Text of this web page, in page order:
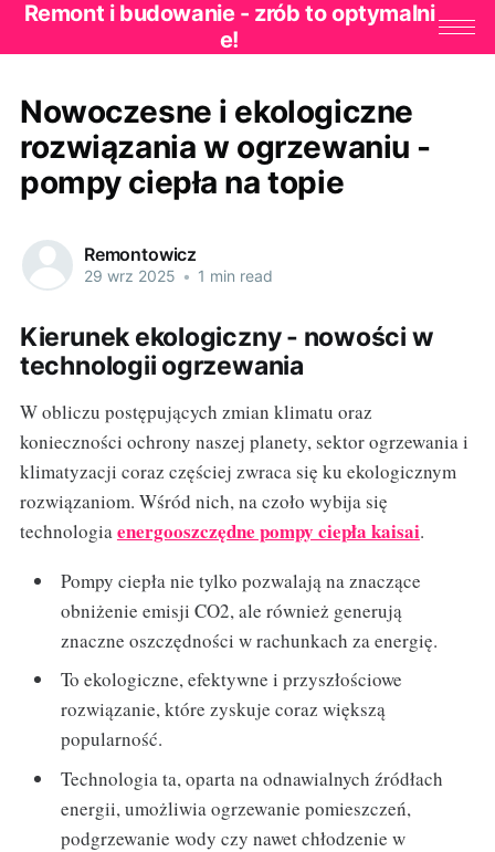
Remont i budowanie - zrób to optymalni
e!
Nowoczesne i ekologiczne
rozwiązania w ogrzewaniu -
pompy ciepła na topie
Remontowicz
29 wrz 2025 • 1 min read
Kierunek ekologiczny - nowości w
technologii ogrzewania
W obliczu postępujących zmian klimatu oraz
konieczności ochrony naszej planety, sektor ogrzewania i
klimatyzacji coraz częściej zwraca się ku ekologicznym
rozwiązaniom. Wśród nich, na czoło wybija się
technologiaenergooszczędne pompy ciepła kaisai.
Pompy ciepła nie tylko pozwalają na znaczące
obniżenie emisji CO2, ale również generują
znaczne oszczędności w rachunkach za energię.
To ekologiczne, efektywne i przyszłościowe
rozwiązanie, które zyskuje coraz większą
popularność.
Technologia ta, oparta na odnawialnych źródłach
energii, umożliwia ogrzewanie pomieszczeń,
podgrzewanie wody czy nawet chłodzenie w